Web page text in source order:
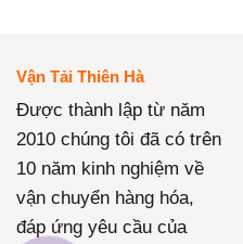
Vận Tải Thiên Hà
Được thành lập từ năm
2010 chúng tôi đã có trên
10 năm kinh nghiệm về
vận chuyển hàng hóa,
đáp ứng yêu cầu của